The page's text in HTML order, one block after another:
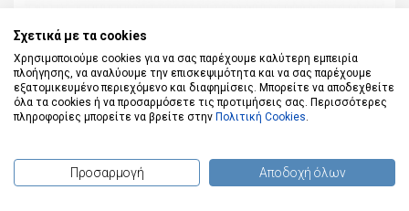
Σχετικά με τα cookies
Χρησιμοποιούμε cookies για να σας παρέχουμε καλύτερη εμπειρία
πλοήγησης, να αναλύουμε την επισκεψιμότητα και να σας παρέχουμε
εξατομικευμένο περιεχόμενο και διαφημίσεις. Μπορείτε να αποδεχθείτε
όλα τα cookies ή να προσαρμόσετε τις προτιμήσεις σας. Περισσότερες
πληροφορίες μπορείτε να βρείτε στην Πολιτική Cookies.
Προσαρμογή Αποδοχή όλων
(0) προϊόντα